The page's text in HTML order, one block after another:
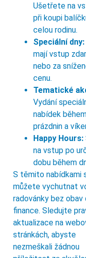
Ušetřete na
při koupi
celou rodinu.
Speciální dny:
mají vstup
nebo za
cenu.
Tematické
Vydání
nabídek
prázdnin a
Happy Hours:
na vstup po
dobu během
S těmito nabídkami
můžete vychutnat
radovánky bez obav
finance. Sledujte
aktualizace na
stránkách, abyste
nezmeškali žádnou